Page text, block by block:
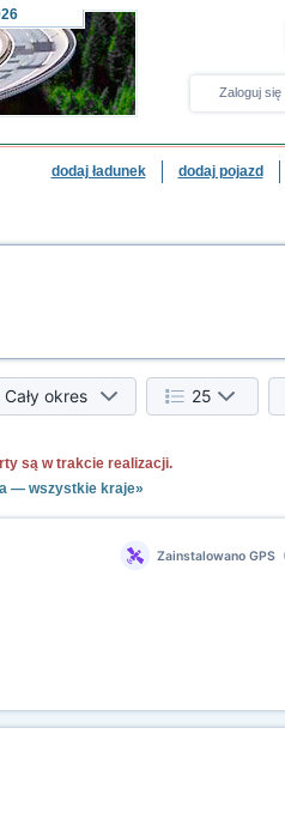
Zaloguj się
dodaj ładunek dodaj pojazd
Cały okres 25
są w trakcie realizacji.
— wszystkie kraje»
Zainstalowano GPS